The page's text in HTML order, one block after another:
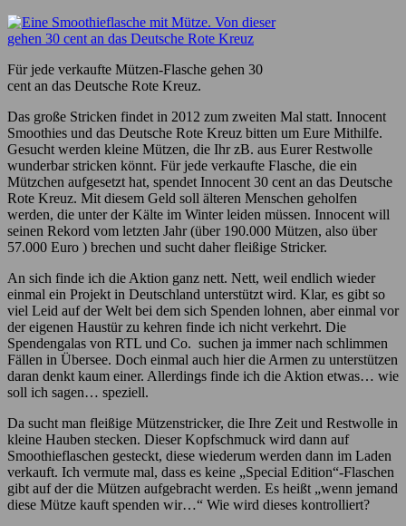
Für jede verkaufte Mützen-Flasche gehen 30
cent an das Deutsche Rote Kreuz.
Das große Stricken findet in 2012 zum zweiten Mal statt. Innocent
Smoothies und das Deutsche Rote Kreuz bitten um Eure Mithilfe.
Gesucht werden kleine Mützen, die Ihr zB. aus Eurer Restwolle
wunderbar stricken könnt. Für jede verkaufte Flasche, die ein
Mützchen aufgesetzt hat, spendet Innocent 30 cent an das Deutsche
Rote Kreuz. Mit diesem Geld soll älteren Menschen geholfen
werden, die unter der Kälte im Winter leiden müssen. Innocent will
seinen Rekord vom letzten Jahr (über 190.000 Mützen, also über
57.000 Euro ) brechen und sucht daher fleißige Stricker.
An sich finde ich die Aktion ganz nett. Nett, weil endlich wieder
einmal ein Projekt in Deutschland unterstützt wird. Klar, es gibt so
viel Leid auf der Welt bei dem sich Spenden lohnen, aber einmal vor
der eigenen Haustür zu kehren finde ich nicht verkehrt. Die
Spendengalas von RTL und Co. suchen ja immer nach schlimmen
Fällen in Übersee. Doch einmal auch hier die Armen zu unterstützen
daran denkt kaum einer. Allerdings finde ich die Aktion etwas… wie
soll ich sagen… speziell.
Da sucht man fleißige Mützenstricker, die Ihre Zeit und Restwolle in
kleine Hauben stecken. Dieser Kopfschmuck wird dann auf
Smoothieflaschen gesteckt, diese wiederum werden dann im Laden
verkauft. Ich vermute mal, dass es keine „Special Edition“-Flaschen
gibt auf der die Mützen aufgebracht werden. Es heißt „wenn jemand
diese Mütze kauft spenden wir…“ Wie wird dieses kontrolliert?